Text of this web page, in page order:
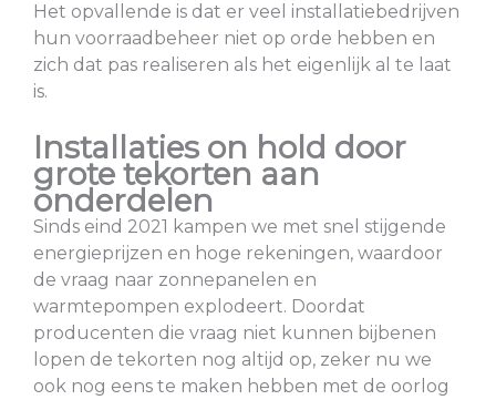
Het opvallende is dat er veel installatiebedrijven
hun voorraadbeheer niet op orde hebben en
zich dat pas realiseren als het eigenlijk al te laat
is.
Installaties on hold door
grote tekorten aan
onderdelen
Sinds eind 2021 kampen we met snel stijgende
energieprijzen en hoge rekeningen, waardoor
de vraag naar zonnepanelen en
warmtepompen explodeert. Doordat
producenten die vraag niet kunnen bijbenen
lopen de tekorten nog altijd op, zeker nu we
ook nog eens te maken hebben met de oorlog